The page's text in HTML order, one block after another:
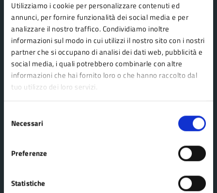
Utilizziamo i cookie per personalizzare contenuti ed
annunci, per fornire funzionalità dei social media e per
analizzare il nostro traffico. Condividiamo inoltre
informazioni sul modo in cui utilizzi il nostro sito con i nostri
partner che si occupano di analisi dei dati web, pubblicità e
social media, i quali potrebbero combinarle con altre
informazioni che hai fornito loro o che hanno raccolto dal
tuo utilizzo dei loro servizi.
delNecessari
Preferenze
Statistiche
AMMINISTRAZIONE
Organi di governo
Aree amministrative
Uffici
Enti e fondazioni
Personale amministrativo